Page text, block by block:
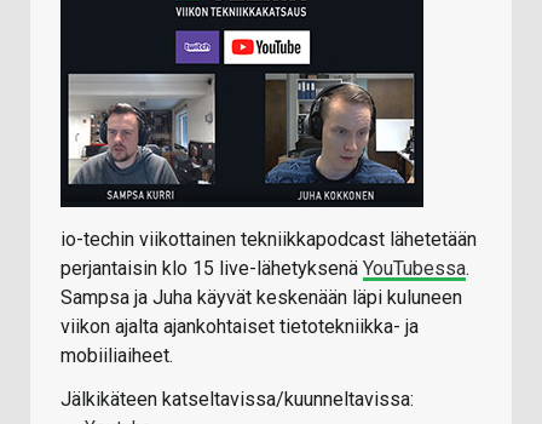
io-techin viikottainen tekniikkapodcast lähetetään
perjantaisin klo 15 live-lähetyksenä YouTubessa.
Sampsa ja Juha käyvät keskenään läpi kuluneen
viikon ajalta ajankohtaiset tietotekniikka- ja
mobiiliaiheet.
Jälkikäteen katseltavissa/kuunneltavissa: